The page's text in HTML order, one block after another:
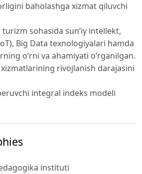
baholashga xizmat qiluvchi
sohasida sun’iy intellekt,
Big Data texnologiyalari hamda
o‘rni va ahamiyati o‘rganilgan.
rivojlanish darajasini
integral indeks modeli
instituti